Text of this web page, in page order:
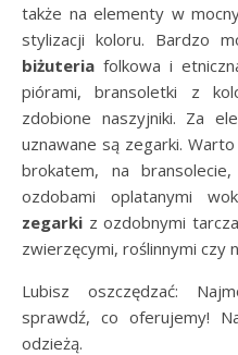
także na elementy w
stylizacji koloru. Bardzo
biżuteria folkowa i
piórami, bransoletki z
zdobione naszyjniki. Za
uznawane są zegarki.
brokatem, na
ozdobami oplatanymi
zegarki z ozdobnymi
zwierzęcymi, roślinnymi czy
Lubisz oszczędzać:
sprawdź, co oferujemy!
odzieżą.